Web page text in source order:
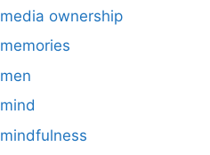
media ownership
memories
men
mind
mindfulness